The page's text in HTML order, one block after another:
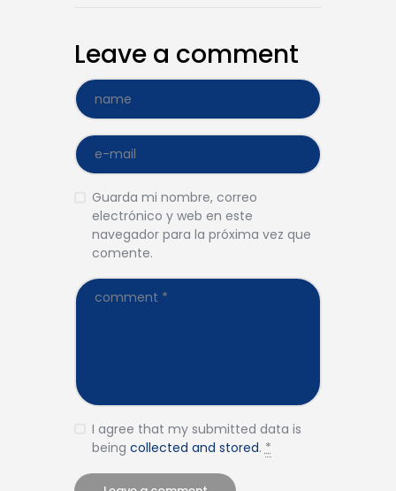
Leave a comment
Guarda mi nombre, correo
electrónico y web en este
navegador para la próxima vez que
comente.
I agree that my submitted data is
being collected and stored. *